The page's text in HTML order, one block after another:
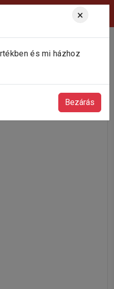
×
és mi házhoz
Bezárás
Kecskemét